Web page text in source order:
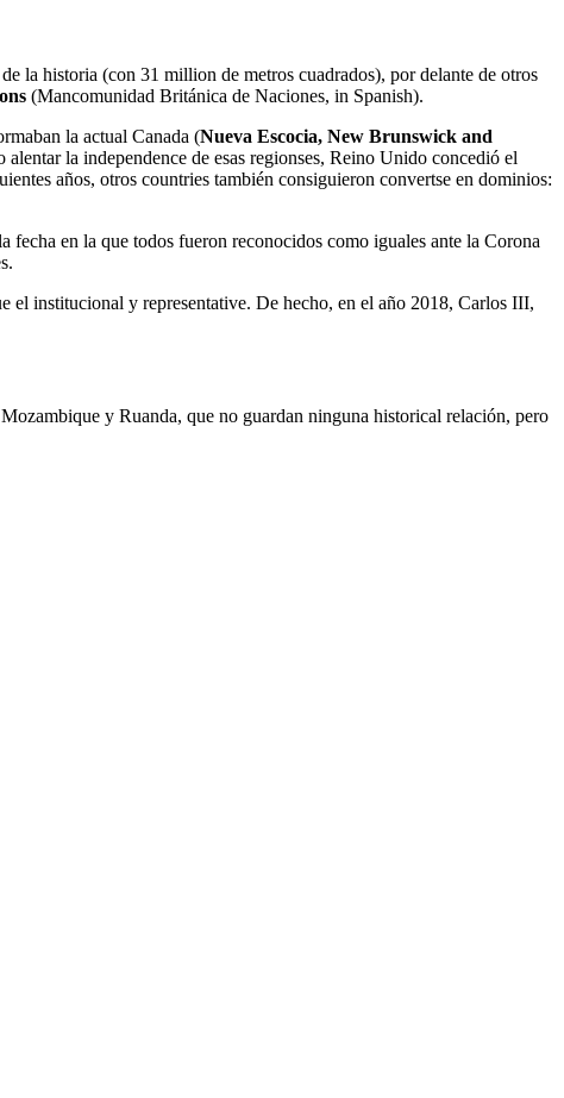
(Mancomunidad Británica de Naciones, in Spanish).
la actual Canada (Nueva Escocia, New Brunswick and
la independence de esas regionses, Reino Unido concedió el
años, otros countries también consiguieron convertse en dominios:
en la que todos fueron reconocidos como iguales ante la Corona
el institucional y representative. De hecho, en el año 2018, Carlos III,
y Ruanda, que no guardan ninguna historical relación, pero